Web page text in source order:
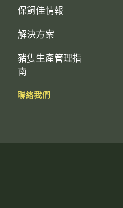
保飼佳情報
解決方案
豬隻生產管理指
南
聯絡我們